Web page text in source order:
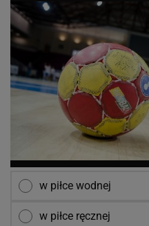
w piłce wodnej
w piłce ręcznej